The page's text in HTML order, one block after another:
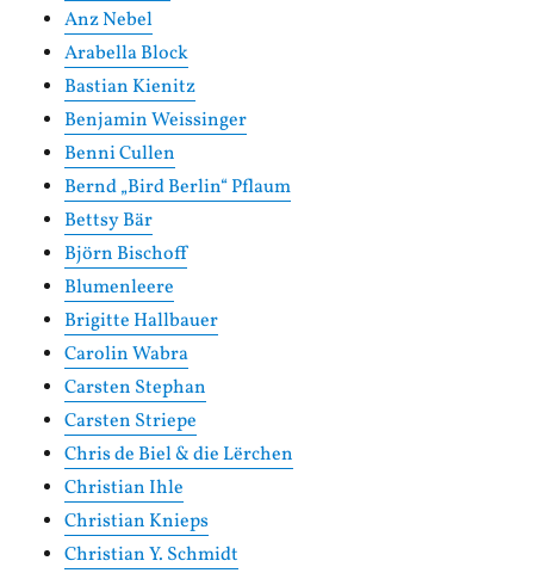
Anz Nebel
Arabella Block
Bastian Kienitz
Benjamin Weissinger
Benni Cullen
Bernd „Bird Berlin“ Pflaum
Bettsy Bär
Björn Bischoff
Blumenleere
Brigitte Hallbauer
Carolin Wabra
Carsten Stephan
Carsten Striepe
Chris de Biel & die Lërchen
Christian Ihle
Christian Knieps
Christian Y. Schmidt